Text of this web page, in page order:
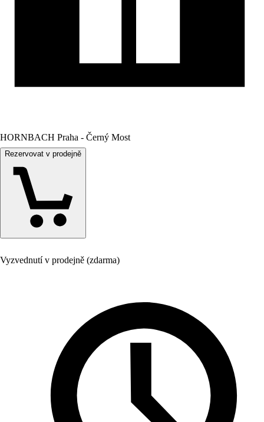
HORNBACH Praha - Černý Most
Rezervovat v prodejně
Vyzvednutí v prodejně (zdarma)